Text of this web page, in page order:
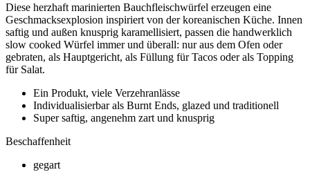
Diese herzhaft marinierten Bauchfleischwürfel erzeugen eine
Geschmacksexplosion inspiriert von der koreanischen Küche. Innen
saftig und außen knusprig karamellisiert, passen die handwerklich
slow cooked Würfel immer und überall: nur aus dem Ofen oder
gebraten, als Hauptgericht, als Füllung für Tacos oder als Topping
für Salat.
Ein Produkt, viele Verzehranlässe
Individualisierbar als Burnt Ends, glazed und traditionell
Super saftig, angenehm zart und knusprig
Beschaffenheit
gegart